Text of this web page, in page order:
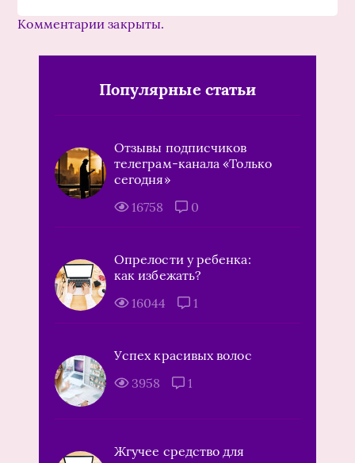
Комментарии закрыты.
Популярные статьи
Отзывы подписчиков
телеграм-канала «Только
сегодня»
16758
0
Опрелости у ребенка:
как избежать?
16044
1
Успех красивых волос
3958
1
Жгучее средство для